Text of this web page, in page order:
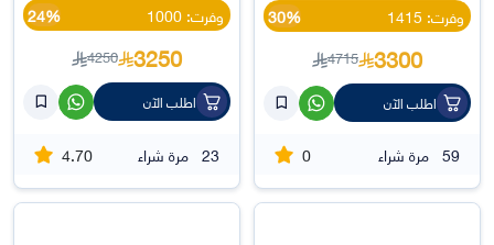
وفرت: 1415 30%
3300
4715
اطلب الآن
59 مرة شراء 0
وفرت: 1000 24%
3250
4250
اطلب الآن
23 مرة شراء 4.70